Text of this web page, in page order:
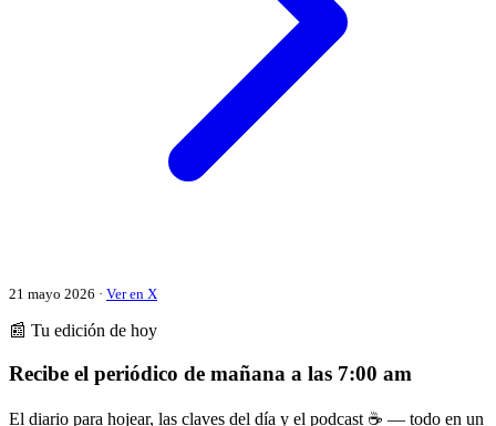
21 mayo 2026 · Ver en X
📰 Tu edición de hoy
Recibe el periódico de mañana a las 7:00 am
El diario para hojear, las claves del día y el podcast ☕ — todo en un